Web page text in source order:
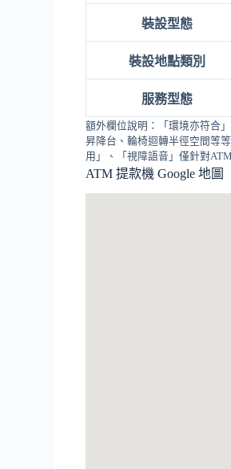
裝設型態
裝設地點類別
服務型態
額外欄位說明：「環境亦符合
昇降台、輪椅迴轉半徑空間等
用」、「視障語音」僅針對
ATM 提款機 Google 地圖